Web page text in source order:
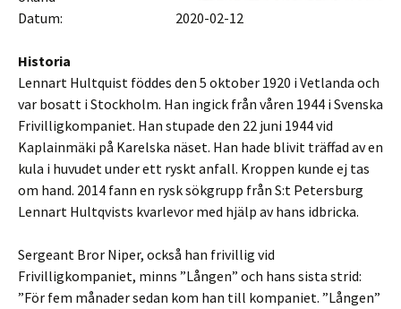
Datum: 2020-02-12
Historia
Lennart Hultquist föddes den 5 oktober 1920 i Vetlanda och
var bosatt i Stockholm. Han ingick från våren 1944 i Svenska
Frivilligkompaniet. Han stupade den 22 juni 1944 vid
Kaplainmäki på Karelska näset. Han hade blivit träffad av en
kula i huvudet under ett ryskt anfall. Kroppen kunde ej tas
om hand. 2014 fann en rysk sökgrupp från S:t Petersburg
Lennart Hultqvists kvarlevor med hjälp av hans idbricka.
Sergeant Bror Niper, också han frivillig vid
Frivilligkompaniet, minns ”Lången” och hans sista strid:
”För fem månader sedan kom han till kompaniet. ”Lången”